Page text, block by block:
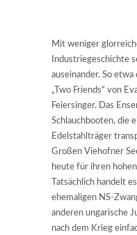
Mit weniger
Industriegeschichte
auseinander. So
„Two Friends“ von
Feiersinger. Das
Schlauchbooten, die
Edelstahlträger
Großen Viehofner
heute für ihren
Tatsächlich handelt
ehemaligen NS-
anderen ungarische
nach dem Krieg